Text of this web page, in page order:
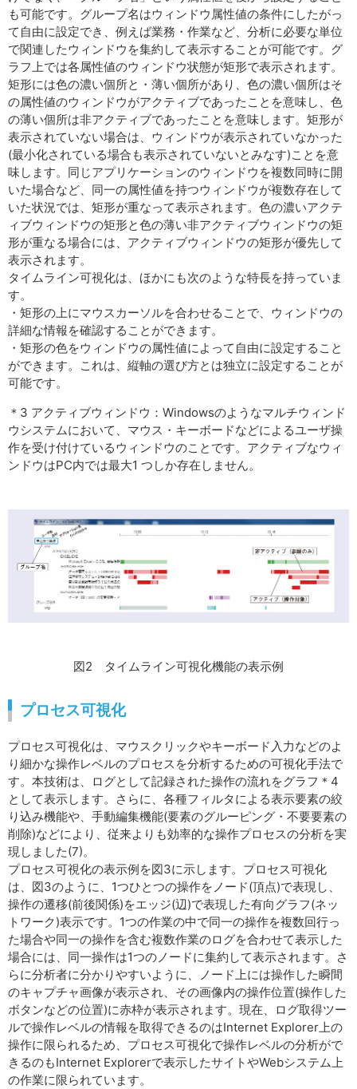
も可能です。グループ名はウィンドウ属性値の条件にしたがっ
て自由に設定でき、例えば業務・作業など、分析に必要な単位
で関連したウィンドウを集約して表示することが可能です。グ
ラフ上では各属性値のウィンドウ状態が矩形で表示されます。
矩形には色の濃い個所と・薄い個所があり、色の濃い個所はそ
の属性値のウィンドウがアクティブであったことを意味し、色
の薄い個所は非アクティブであったことを意味します。矩形が
表示されていない場合は、ウィンドウが表示されていなかった
(最小化されている場合も表示されていないとみなす)ことを意
味します。同じアプリケーションのウィンドウを複数同時に開
いた場合など、同一の属性値を持つウィンドウが複数存在して
いた状況では、矩形が重なって表示されます。色の濃いアクテ
ィブウィンドウの矩形と色の薄い非アクティブウィンドウの矩
形が重なる場合には、アクティブウィンドウの矩形が優先して
表示されます。
タイムライン可視化は、ほかにも次のような特長を持っていま
す。
・矩形の上にマウスカーソルを合わせることで、ウィンドウの
詳細な情報を確認することができます。
・矩形の色をウィンドウの属性値によって自由に設定すること
ができます。これは、縦軸の選び方とは独立に設定することが
可能です。
＊3 アクティブウィンドウ：Windowsのようなマルチウィンド
ウシステムにおいて、マウス・キーボードなどによるユーザ操
作を受け付けているウィンドウのことです。アクティブなウィ
ンドウはPC内では最大1 つしか存在しません。
図2 タイムライン可視化機能の表示例
プロセス可視化
プロセス可視化は、マウスクリックやキーボード入力などのよ
り細かな操作レベルのプロセスを分析するための可視化手法で
す。本技術は、ログとして記録された操作の流れをグラフ＊4
として表示します。さらに、各種フィルタによる表示要素の絞
り込み機能や、手動編集機能(要素のグルーピング・不要要素の
削除)などにより、従来よりも効率的な操作プロセスの分析を実
現しました(7)。
プロセス可視化の表示例を図3に示します。プロセス可視化
は、図3のように、1つひとつの操作をノード(頂点)で表現し、
操作の遷移(前後関係)をエッジ(辺)で表現した有向グラフ(ネッ
トワーク)表示です。1つの作業の中で同一の操作を複数回行っ
た場合や同一の操作を含む複数作業のログを合わせて表示した
場合には、同一操作は1つのノードに集約して表示されます。さ
らに分析者に分かりやすいように、ノード上には操作した瞬間
のキャプチャ画像が表示され、その画像内の操作位置(操作した
ボタンなどの位置)に赤枠が表示されます。現在、ログ取得ツー
ルで操作レベルの情報を取得できるのはInternet Explorer上の
操作に限られるため、プロセス可視化で操作レベルの分析がで
きるのもInternet Explorerで表示したサイトやWebシステム上
の作業に限られています。